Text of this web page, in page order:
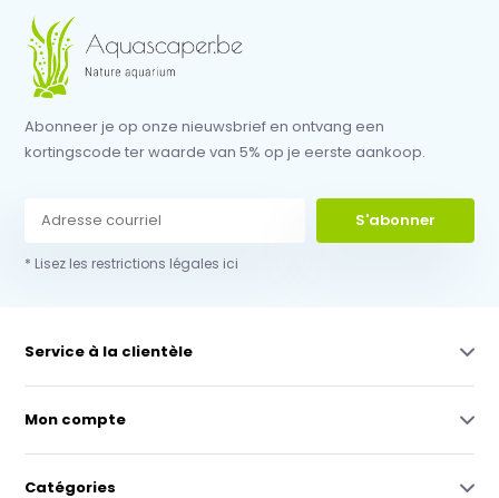
Abonneer je op onze nieuwsbrief en ontvang een
kortingscode ter waarde van 5% op je eerste aankoop.
S'abonner
* Lisez les restrictions légales ici
Service à la clientèle
Mon compte
Catégories